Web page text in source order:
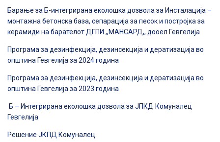
Барање за Б-интегрирана еколошка дозвола за Инсталација –
монтажна бетонска база, сепарација за песок и постројка за
керамиди на барателот ДГПИ ,,МАНСАРД,, дооел Гевгелија
Програма за дезинфекција, дезинсекција и дератизација во
општина Гевгелија за 2024 година
Програма за дезинфекција, дезинсекција и дератизација во
општина Гевгелија за 2023 година
Б – Интегрирана еколошка дозвола за ЈПКД Комуналец
Гевгелија
Решение ЈКПД Комуналец